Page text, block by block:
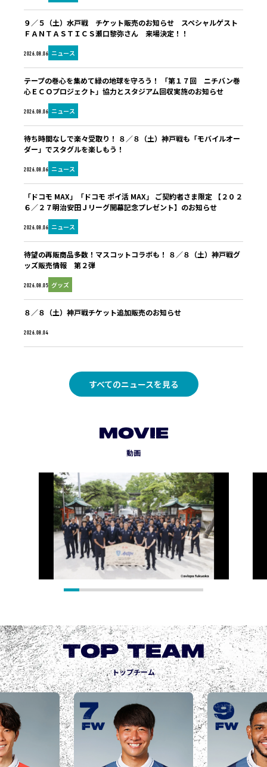
2026.08.06 ニュース
９／５（土）水戸戦 チケット販売のお知らせ スペシャルゲスト
ＦＡＮＴＡＳＴＩＣＳ瀬口黎弥さん 来場決定！！
2026.08.06 ニュース
テープの巻心を集めて緑の地球を守ろう！ 「第１７回 ニチバン巻
心ＥＣＯプロジェクト」協力とスタジアム回収実施のお知らせ
2026.08.06 ニュース
待ち時間なしで楽々受取り！ ８／８（土）神戸戦も「モバイルオー
ダー」でスタグルを楽しもう！
2026.08.06 ニュース
「ドコモ MAX」「ドコモ ポイ活 MAX」 ご契約者さま限定 【２０２
６／２７明治安田Ｊリーグ開幕記念プレゼント】のお知らせ
2026.08.05 グッズ
待望の再販商品多数！マスコットコラボも！ ８／８（土）神戸戦グ
ッズ販売情報 第２弾
2026.08.04
８／８（土）神戸戦チケット追加販売のお知らせ
すべてのニュースを見る
MOVIE
動画
TOP TEAM
トップチーム
9
FW
城後 寿
JOGO Hisashi
10
FW